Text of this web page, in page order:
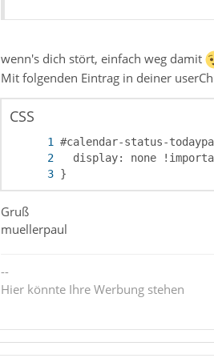
wenn's dich stört, einfach weg damit
Mit folgenden Eintrag in deiner
CSS
}
Gruß
muellerpaul
--
Hier könnte Ihre Werbung stehen